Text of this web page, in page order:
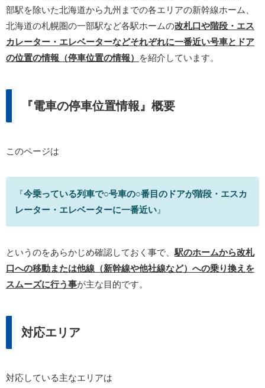
部駅を除いた北海道から九州までの各エリアの新幹線ホーム、
北海道の札幌圏の一部駅など各駅ホームの改札口や階段・エス
カレーター・エレベーターなどそれぞれに一番近い号車とドア
の位置の情報（停車位置の情報）
を紹介しています。
『電車の停車位置情報』概要
このページは
『今乗っている列車で○号車の○番目のドアが階段・エスカ
レーター・エレベーターに一番近い 』
というのをあらかじめ確認しておく事で、 駅のホームから改札
口への移動または他線（新幹線や他社線など）への乗り換えを
スムーズに行う事が主な目的です。
対応エリア
対応している主なエリアは